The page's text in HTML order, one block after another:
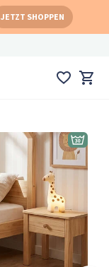
JETZT SHOPPEN